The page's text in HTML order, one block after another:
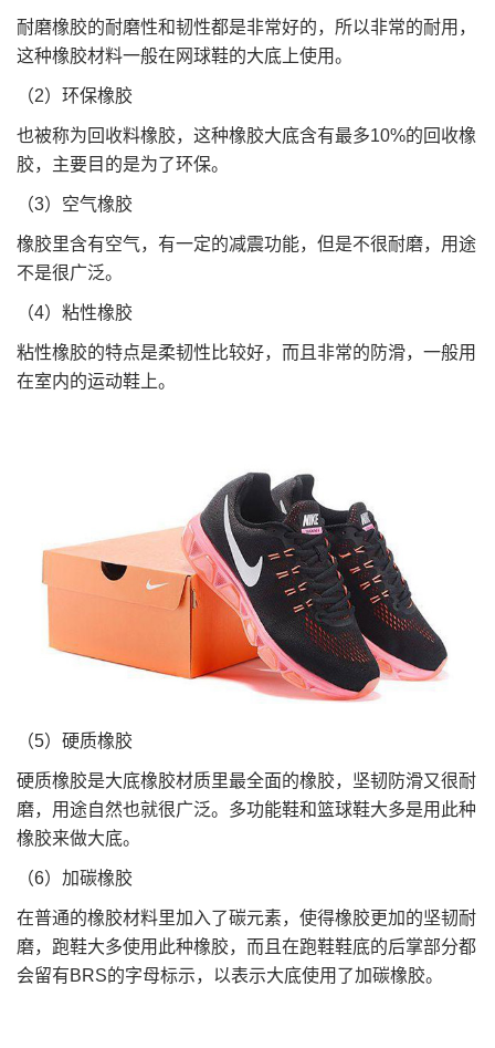
耐磨橡胶的耐磨性和韧性都是非常好的，所以非常的耐用，
这种橡胶材料一般在网球鞋的大底上使用。
（2）环保橡胶
也被称为回收料橡胶，这种橡胶大底含有最多10%的回收橡
胶，主要目的是为了环保。
（3）空气橡胶
橡胶里含有空气，有一定的减震功能，但是不很耐磨，用途
不是很广泛。
（4）粘性橡胶
粘性橡胶的特点是柔韧性比较好，而且非常的防滑，一般用
在室内的运动鞋上。
（5）硬质橡胶
硬质橡胶是大底橡胶材质里最全面的橡胶，坚韧防滑又很耐
磨，用途自然也就很广泛。多功能鞋和篮球鞋大多是用此种
橡胶来做大底。
（6）加碳橡胶
在普通的橡胶材料里加入了碳元素，使得橡胶更加的坚韧耐
磨，跑鞋大多使用此种橡胶，而且在跑鞋鞋底的后掌部分都
会留有BRS的字母标示，以表示大底使用了加碳橡胶。